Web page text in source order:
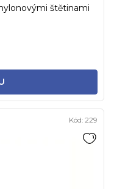
štětinami
Kód: 229